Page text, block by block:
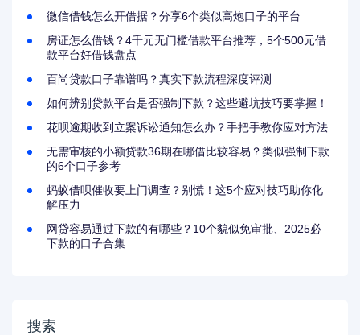
微信借钱怎么开借据？分享6个类似高炮口子的平台
房证怎么借钱？4千元无门槛借款平台推荐，5个500元借
款平台好借钱盘点
百尚贷款口子靠谱吗？真实下款流程深度评测
如何辨别贷款平台是否强制下款？这些避坑技巧要掌握！
花呗逾期收到立案诉讼通知怎么办？手把手教你应对方法
无需审核的小额贷款36期在哪借比较容易？类似强制下款
的6个口子参考
蚂蚁借呗催收要上门调查？别慌！这5个应对技巧助你化
解压力
网贷容易通过下款的有哪些？10个貌似免审批、2025必
下款的口子合集
搜索